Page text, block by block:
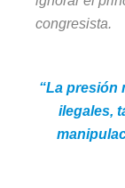
congresista.
“La presión
ilegales,